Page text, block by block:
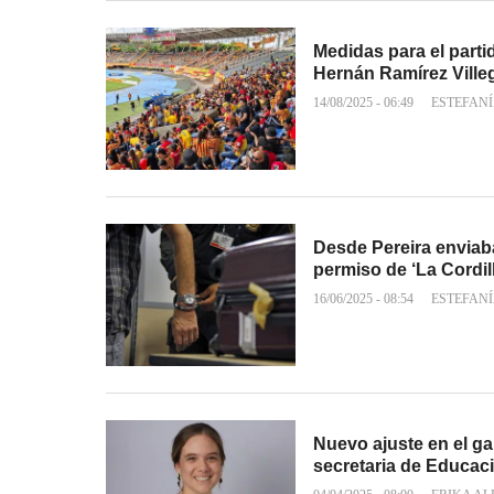
Medidas para el
Hernán Ramírez
14/08/2025 - 06:49
Desde Pereira
permiso de ‘La
16/06/2025 - 08:54
Nuevo ajuste en el
secretaria de